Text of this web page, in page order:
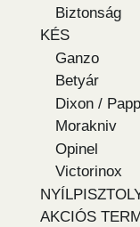
Biztonság
KÉS
Ganzo
Betyár
Dixon / Papp
Morakniv
Opinel
Victorinox
AKCIÓS